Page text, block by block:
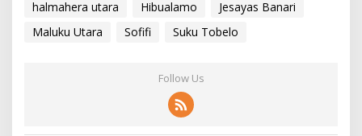
halmahera utara
Hibualamo
Jesayas Banari
Maluku Utara
Sofifi Suku Tobelo
Follow Us